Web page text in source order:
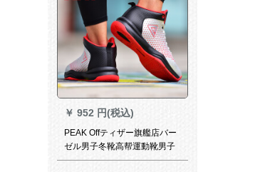
￥ 952 円(税込)
PEAK Offティザー旗艦店バー
ゼル男子冬靴高帮運動靴男子
学生耐摩耗中学生靴DA